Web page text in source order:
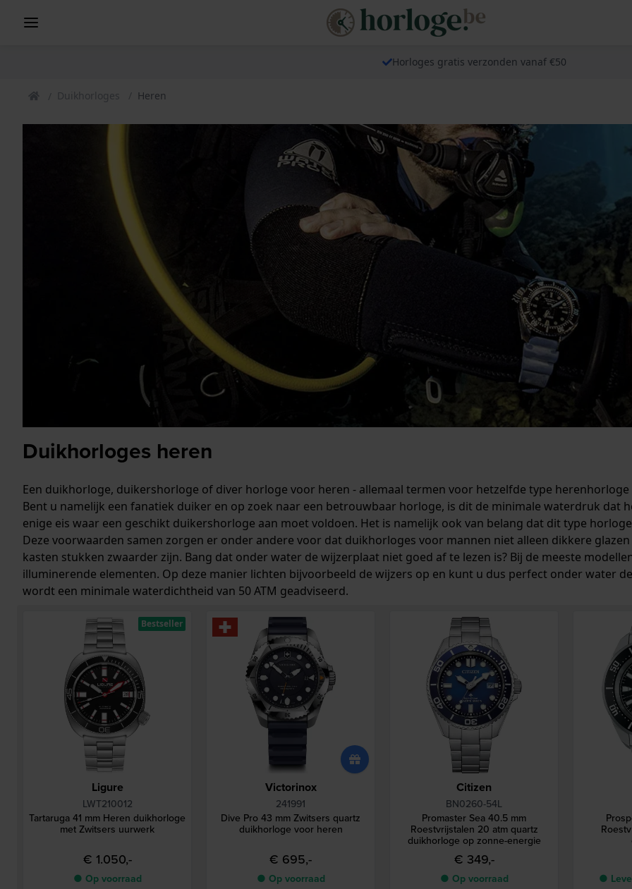
Horloges gratis verzonden vanaf €50
Duikhorloges Heren
Duikhorloges heren
Een duikhorloge, duikershorloge of diver horloge voor heren - allemaal termen voor hetzelfde type
Bent u namelijk een fanatiek duiker en op zoek naar een betrouwbaar horloge, is dit de minimale waterdruk dat
enige eis waar een geschikt duikershorloge aan moet voldoen. Het is namelijk ook van belang dat dit type
Deze voorwaarden samen zorgen er onder andere voor dat duikhorloges voor mannen niet alleen dikkere
kasten stukken zwaarder zijn. Bang dat onder water de wijzerplaat niet goed af te lezen is? Bij de meeste
illuminerende elementen. Op deze manier lichten bijvoorbeeld de wijzers op en kunt u dus perfect onder water
wordt een minimale waterdichtheid van 50 ATM geadviseerd.
Ligure
LWT210012
Tartaruga 41 mm Heren duikhorloge
met Zwitsers uurwerk
€ 1.050,-
● Op voorraad
Bestseller
Victorinox
241991
Dive Pro 43 mm Zwitsers quartz
duikhorloge voor heren
€ 695,-
● Op voorraad
Citizen
BN0260-54L
Promaster Sea 40.5 mm
Roestvrijstalen 20 atm quartz
duikhorloge op zonne-energie
€ 349,-
● Op voorraad ●